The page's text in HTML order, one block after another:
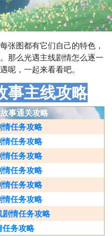
张图都有它们自己的特色，
那么光遇主线剧情怎么逐一
呢，一起来看看吧。
事主线攻略
事通关攻略
任务攻略
任务攻略
任务攻略
任务攻略
任务攻略
任务攻略
情任务攻略
任务攻略